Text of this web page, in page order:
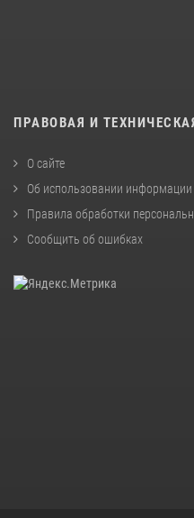
ПРАВОВАЯ И
О сайте
Об использовании информации
Правила обработки
Сообщить об ошибках